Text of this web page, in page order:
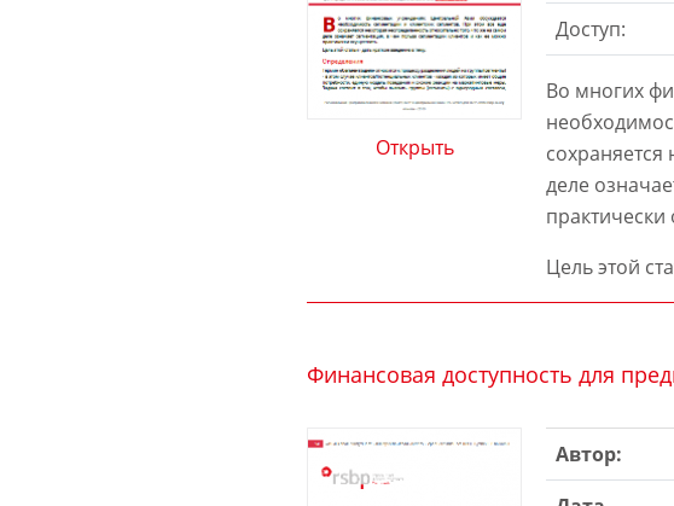
Открыть
Доступ:
Во многих
деле
практически
Цель этой
Финансовая доступность для
Автор: